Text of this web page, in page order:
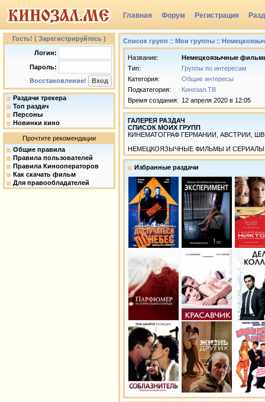
Главная Форум Регистрация
Группы
Гость! ( Зарегистрируйтесь )
Логин:
Пароль:
Восстановление!
Раздачи трекера
Топ раздач
Персоны
Новинки кино
Прочтите рекомендации
Общие правила
Правила пользователей
Правила Кинооператоров
Как скачать фильм
Для правообладателей
Список групп :: Мои группы ::
Название:
Немецкоязычные
Тип:
Группы по интересам
Категория:
Общие интересы
Подкатегория:
Кинозал.ТВ
Время создания: 12 апреля 2020 в 12:05
ГАЛЕРЕЯ РАЗДАЧ
СПИСОК МОИХ ГРУПП
КИНЕМАТОГРАФ ГЕРМАНИИ, АВСТРИИ,
НЕМЕЦКОЯЗЫЧНЫЕ ФИЛЬМЫ И СЕРИАЛЫ
Избранные раздачи